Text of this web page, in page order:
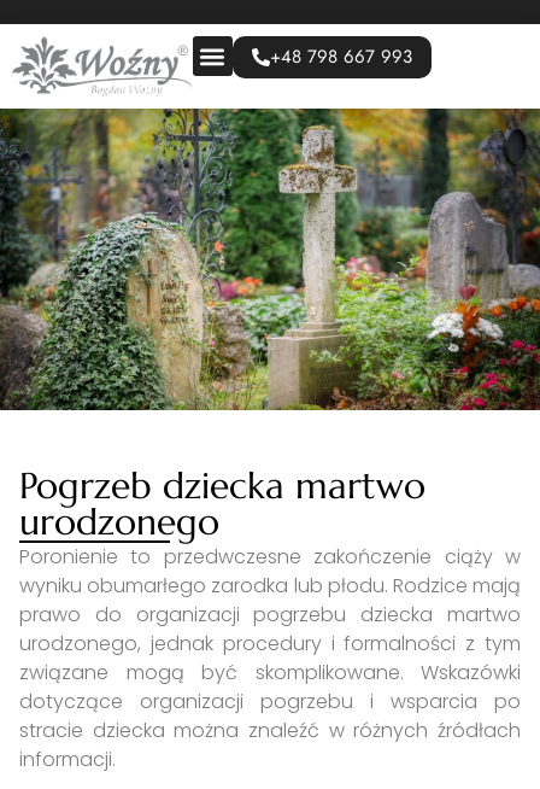
+48 798 667 993
Pogrzeb dziecka martwo
urodzonego
Poronienie to przedwczesne zakończenie ciąży w
wyniku obumarłego zarodka lub płodu. Rodzice mają
prawo do organizacji pogrzebu dziecka martwo
urodzonego, jednak procedury i formalności z tym
związane mogą być skomplikowane. Wskazówki
dotyczące organizacji pogrzebu i wsparcia po
stracie dziecka można znaleźć w różnych źródłach
informacji.